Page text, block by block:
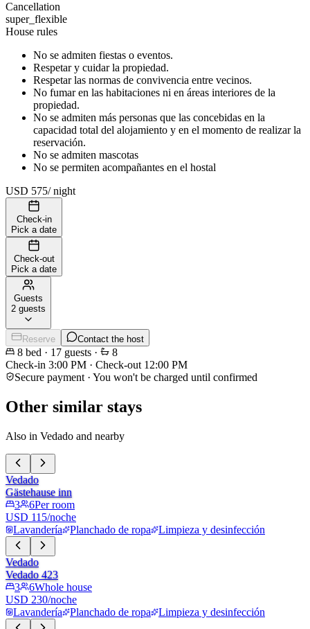
Cancellation
super_flexible
House rules
No se admiten fiestas o eventos.
Respetar y cuidar la propiedad.
Respetar las normas de convivencia entre vecinos.
No fumar en las habitaciones ni en áreas interiores de la
propiedad.
No se admiten más personas que las concebidas en la
capacidad total del alojamiento y en el momento de realizar la
reservación.
No se admiten mascotas
No se permiten acompañantes en el hostal
USD 575/night
Check-in
Pick a date
Check-out
Pick a date
Guests
2 guests
Reserve Contact the host
8 bed · 17 guests ·
8
Check-in 3:00 PM · Check-out 12:00 PM
Secure payment · You won't be charged until confirmed
Other similar stays
Also in Vedado and nearby
Vedado
Gästehause inn
3
6Per room
USD 115/noche
Lavandería
Planchado de ropa Limpieza y desinfección
Vedado
Vedado 423
3
6Whole house
USD 230/noche
Lavandería
Planchado de ropa Limpieza y desinfección